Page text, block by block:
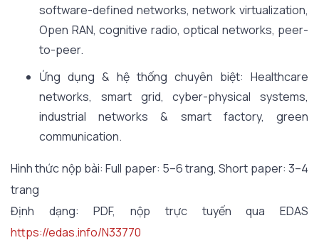
software-defined networks, network virtualization,
Open RAN, cognitive radio, optical networks, peer-
to-peer.
Ứng dụng & hệ thống chuyên biệt: Healthcare
networks, smart grid, cyber-physical systems,
industrial networks & smart factory, green
communication.
Hình thức nộp bài: Full paper: 5–6 trang, Short paper: 3–4
trang
Định dạng: PDF, nộp trực tuyến qua EDAS
https://edas.info/N33770